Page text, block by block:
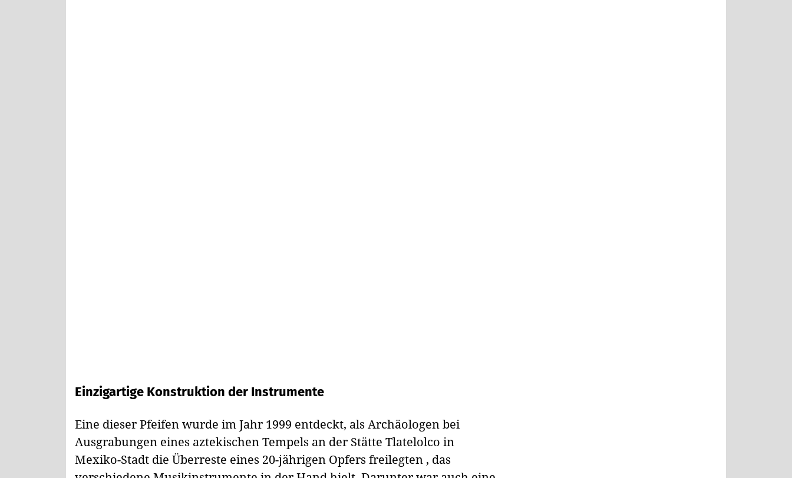
Einzigartige Konstruktion der Instrumente
Eine dieser Pfeifen wurde im Jahr 1999 entdeckt, als Archäologen bei
Ausgrabungen eines aztekischen Tempels an der Stätte Tlatelolco in
Mexiko-Stadt die Überreste eines 20-jährigen Opfers freilegten , das